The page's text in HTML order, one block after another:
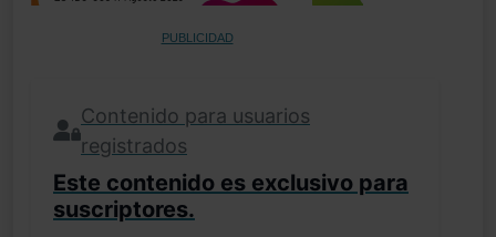
PUBLICIDAD
Contenido para usuarios
registrados
Este contenido es exclusivo para
suscriptores.